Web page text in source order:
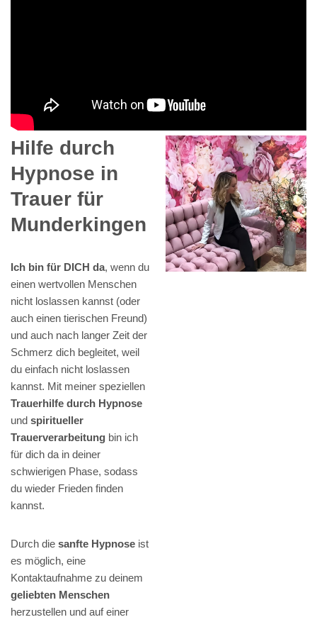
Hilfe durch
Hypnose in
Trauer für
Munderkingen
Ich bin für DICH da, wenn du
einen wertvollen Menschen
nicht loslassen kannst (oder
auch einen tierischen Freund)
und auch nach langer Zeit der
Schmerz dich begleitet, weil
du einfach nicht loslassen
kannst. Mit meiner speziellen
Trauerhilfe durch Hypnose
und spiritueller
Trauerverarbeitung bin ich
für dich da in deiner
schwierigen Phase, sodass
du wieder Frieden finden
kannst.
Durch die sanfte Hypnose ist
es möglich, eine
Kontaktaufnahme zu deinem
geliebten Menschen
herzustellen und auf einer